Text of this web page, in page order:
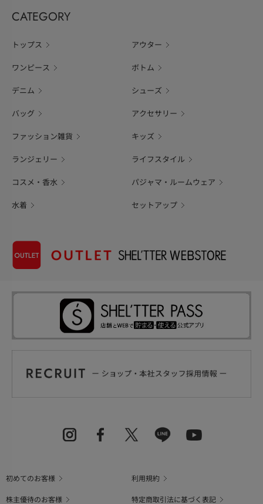
CATEGORY
トップス アウター
ワンピース ボトム
デニム シューズ
バッグ アクセサリー
ファッション雑貨 キッズ
ランジェリー ライフスタイル
コスメ・香水 パジャマ・ルームウェア
水着 セットアップ
初めてのお客様
利用規約
株主優待のお客様
特定商取引法に基づく表記